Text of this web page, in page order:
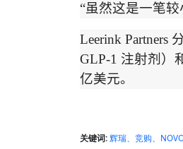
“虽然这是一笔
Leerink Partners
GLP-1 注射剂）
亿美元。
关键词: 辉瑞、竞购、